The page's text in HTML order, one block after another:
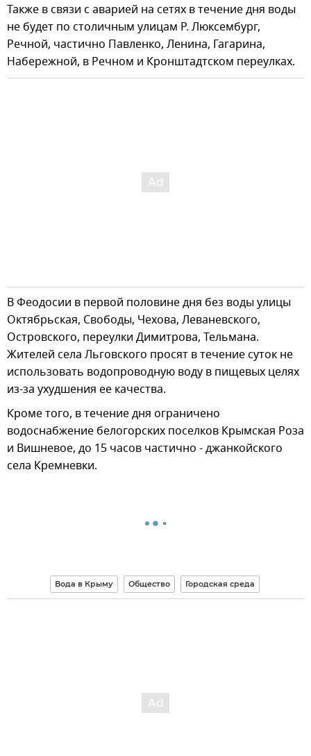
Также в связи с аварией на сетях в течение дня воды
не будет по столичным улицам Р. Люксембург,
Речной, частично Павленко, Ленина, Гагарина,
Набережной, в Речном и Кронштадтском переулках.
В Феодосии в первой половине дня без воды улицы
Октябрьская, Свободы, Чехова, Леваневского,
Островского, переулки Димитрова, Тельмана.
Жителей села Льговского просят в течение суток не
использовать водопроводную воду в пищевых целях
из-за ухудшения ее качества.
Кроме того, в течение дня ограничено
водоснабжение белогорских поселков Крымская Роза
и Вишневое, до 15 часов частично - джанкойского
села Кремневки.
Вода в Крыму Общество Городская среда